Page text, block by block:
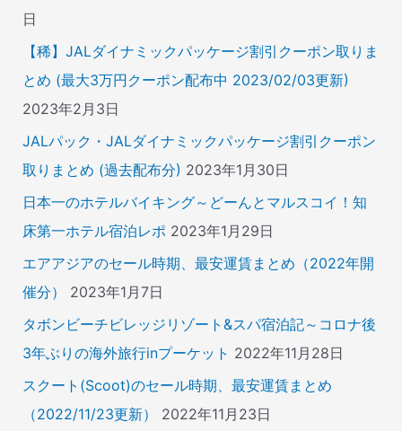
日
【稀】JALダイナミックパッケージ割引クーポン取りま
とめ (最大3万円クーポン配布中 2023/02/03更新)
2023年2月3日
JALパック・JALダイナミックパッケージ割引クーポン
取りまとめ (過去配布分) 2023年1月30日
日本一のホテルバイキング～どーんとマルスコイ！知
床第一ホテル宿泊レポ 2023年1月29日
エアアジアのセール時期、最安運賃まとめ（2022年開
催分）
2023年1月7日
タボンビーチビレッジリゾート&スパ宿泊記～コロナ後
3年ぶりの海外旅行inプーケット 2022年11月28日
スクート(Scoot)のセール時期、最安運賃まとめ
（2022/11/23更新）
2022年11月23日